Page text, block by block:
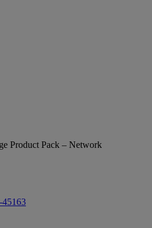
Product Pack – Network